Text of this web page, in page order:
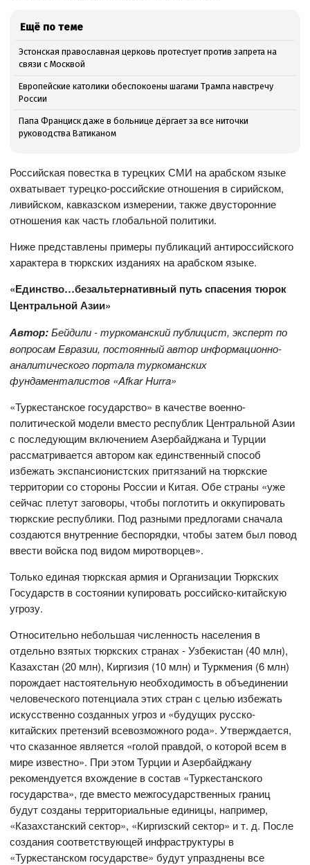
Ещё по теме
Эстонская православная церковь протестует против запрета на
связи с Москвой
Европейские католики обеспокоены шагами Трампа навстречу
России
Папа Франциск даже в больнице дёргает за все ниточки
руководства Ватиканом
Российская повестка в турецких СМИ на арабском языке
охватывает турецко-российские отношения в сирийском,
ливийском, кавказском измерении, также двусторонние
отношения как часть глобальной политики.
Ниже представлены примеры публикаций антироссийского
характера в тюркских изданиях на арабском языке.
«Единство…безальтернативный путь спасения тюрок
Центральной Азии»
Автор:Бейдили -туркоманский публицист, эксперт по
вопросам Евразии, постоянный автор информационно-
аналитического портала туркоманских
фундаменталистов «Afkar Hurra»
«Туркестанское государство» в качестве военно-
политической модели вместо республик Центральной Азии
с последующим включением Азербайджана и Турции
рассматривается автором как единственный способ
избежать экспансионистских притязаний на тюркские
территории со стороны России и Китая. Обе страны «уже
сейчас плетут заговоры, чтобы поглотить и оккупировать
тюркские республики. Под разными предлогами сначала
создаются внутренние беспорядки, чтобы затем был повод
ввести войска под видом миротворцев».
Только единая тюркская армия и Организации Тюркских
Государств в состоянии купировать российско-китайскую
угрозу.
Относительно небольшая численность населения в
отдельно взятых тюркских странах - Узбекистан (40 млн),
Казахстан (20 млн), Киргизия (10 млн) и Туркмения (6 млн)
порождает настоятельную необходимость в объединении
человеческого потенциала этих стран с целью избежать
искусственно созданных угроз и «будущих русско-
китайских претензий всевозможного рода». Утверждается,
что сказанное является «голой правдой, о которой всем в
мире известно». При этом Турции и Азербайджану
рекомендуется вхождение в состав «Туркестанского
государства», где вместо межгосударственных границ
будут созданы территориальные единицы, например,
«Казахстанский сектор», «Киргизский сектор» и т. д. После
создания соответствующей инфраструктуры в
«Туркестанском государстве» будут упразднены все